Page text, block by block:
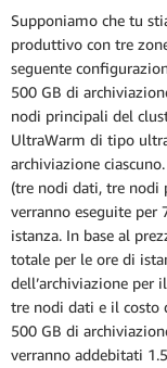
Supponiamo che tu
produttivo con tre
seguente
500 GB di
nodi principali del
UltraWarm di tipo
archiviazione
(tre nodi dati, tre nodi
verranno eseguite per
istanza. In base al
totale per le ore di
dell’archiviazione per
tre nodi dati e il costo
500 GB di
verranno addebitati